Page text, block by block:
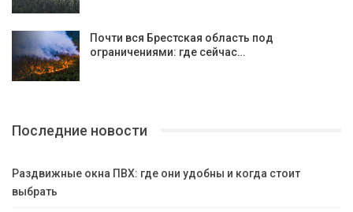
Почти вся Брестская область под
ограничениями: где сейчас…
Последние новости
Раздвижные окна ПВХ: где они удобны и когда стоит
выбрать